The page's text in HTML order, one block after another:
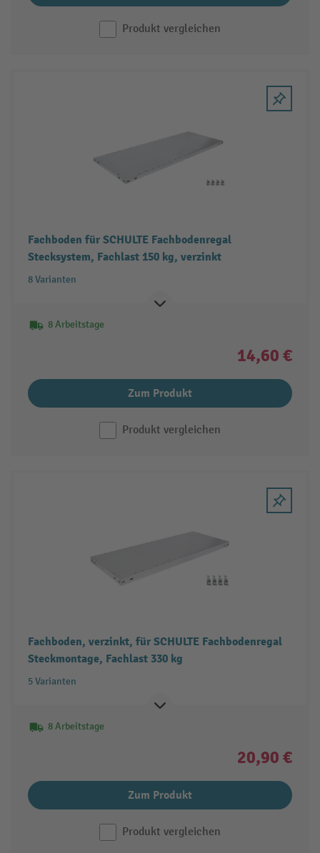
Produkt vergleichen
Fachboden für SCHULTE Fachbodenregal
Stecksystem, Fachlast 150 kg, verzinkt
8 Varianten
8 Arbeitstage
14,60 €
Zum Produkt
Produkt vergleichen
Fachboden, verzinkt, für SCHULTE Fachbodenregal
Steckmontage, Fachlast 330 kg
5 Varianten
8 Arbeitstage
20,90 €
Zum Produkt
Produkt vergleichen